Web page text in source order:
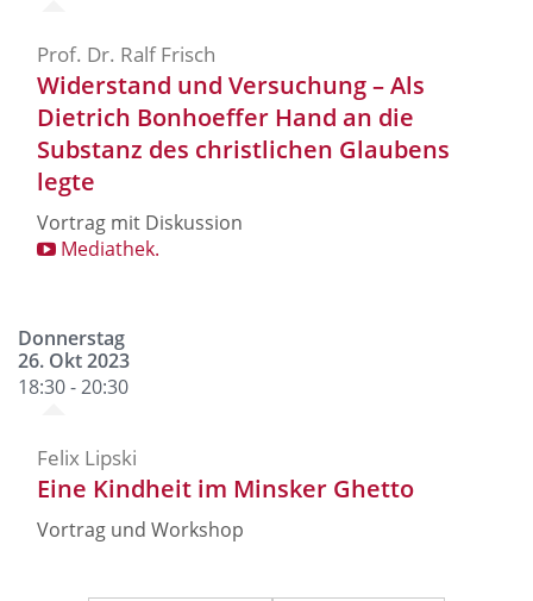
Prof. Dr. Ralf Frisch
Widerstand und Versuchung – Als
Dietrich Bonhoeffer Hand an die
Substanz des christlichen Glaubens
legte
Vortrag mit Diskussion
Mediathek.
Donnerstag
26. Okt 2023
18:30 - 20:30
Felix Lipski
Eine Kindheit im Minsker Ghetto
Vortrag und Workshop